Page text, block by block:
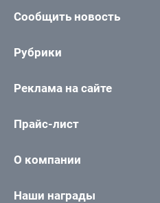
Сообщить новость
Рубрики
Реклама на сайте
Прайс-лист
О компании
Наши награды